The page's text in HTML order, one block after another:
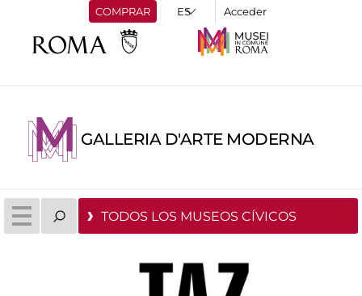
COMPRAR Acceder
GALLERIA D'ARTE MODERNA
TODOS LOS MUSEOS CÍVICOS